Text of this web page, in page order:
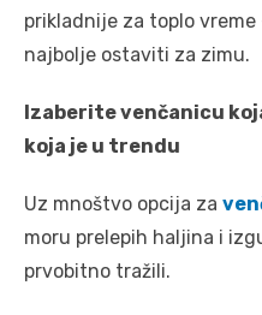
prikladnije za toplo
najbolje ostaviti za zimu.
Izaberite venčanicu
koja je u trendu
Uz mnoštvo opcija za
moru prelepih haljina i
prvobitno tražili.